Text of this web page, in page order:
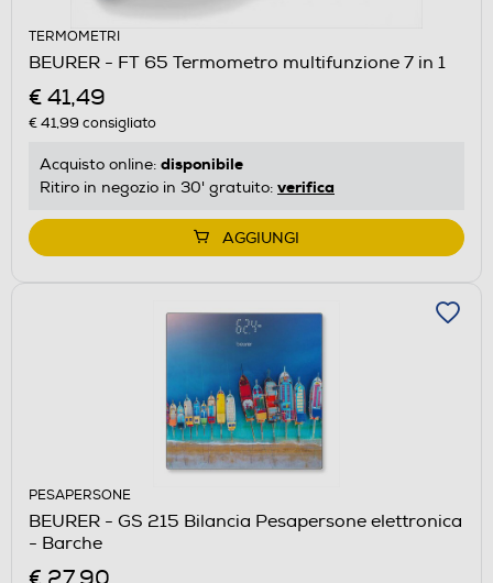
TERMOMETRI
BEURER - FT 65 Termometro multifunzione 7 in 1
€ 41,49
€ 41,99 consigliato
Acquisto online: disponibile
Ritiro in negozio in 30' gratuito: verifica
AGGIUNGI
PESAPERSONE
BEURER - GS 215 Bilancia Pesapersone elettronica
- Barche